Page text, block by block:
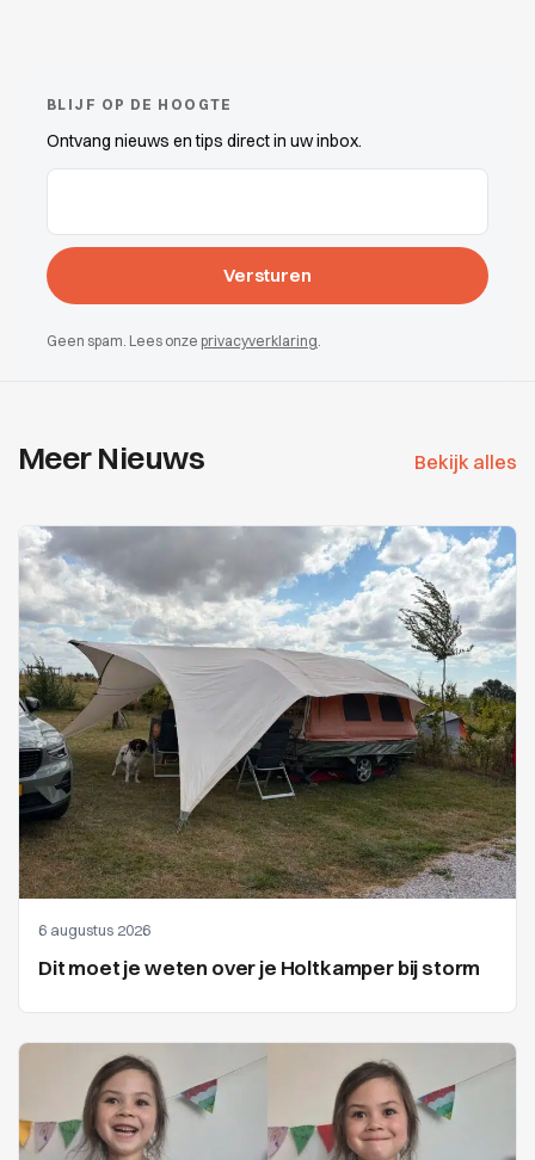
BLIJF OP DE HOOGTE
Ontvang nieuws en tips direct in uw inbox.
E-mailadres
Geen spam. Lees onze privacyverklaring.
Meer Nieuws Bekijk alles
6 augustus 2026
Dit moet je weten over je Holtkamper bij storm